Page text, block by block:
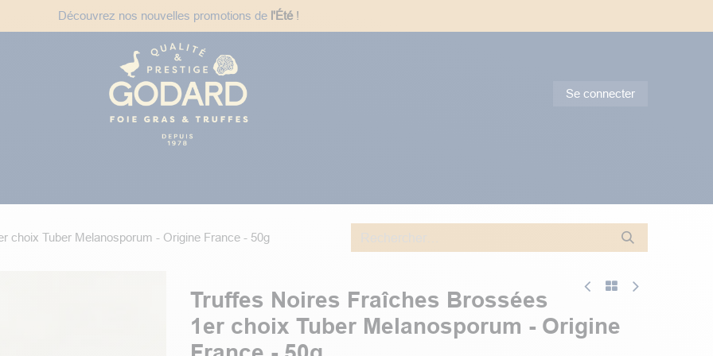
Découvrez nos nouvelles promotions de l'Été!
uniquement
Se connecter
choix Tuber Melanosporum - Origine France - 50g
Truffes Noires Fraîches Brossées
1er choix Tuber Melanosporum - Origine